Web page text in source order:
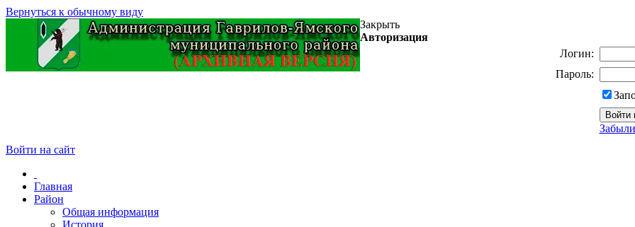
Вернуться к обычному виду
Закрыть
Авторизация
Логин:
Пароль:
Войти на сайт
Главная
Район
Общая информация
История